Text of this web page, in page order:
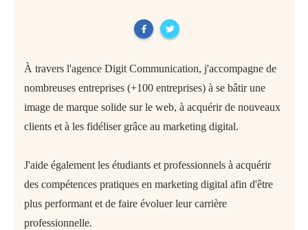
À travers l'agence Digit Communication, j'accompagne de
nombreuses entreprises (+100 entreprises) à se bâtir une
image de marque solide sur le web, à acquérir de nouveaux
clients et à les fidéliser grâce au marketing digital.
J'aide également les étudiants et professionnels à acquérir
des compétences pratiques en marketing digital afin d'être
plus performant et de faire évoluer leur carrière
professionnelle.